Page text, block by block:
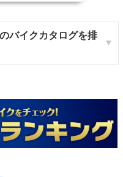
バイクカタログを排